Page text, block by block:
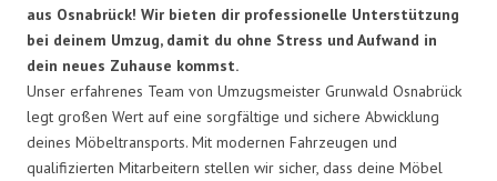
aus Osnabrück! Wir bieten dir professionelle Unterstützung
bei deinem Umzug, damit du ohne Stress und Aufwand in
dein neues Zuhause kommst.
Unser erfahrenes Team von Umzugsmeister Grunwald Osnabrück
legt großen Wert auf eine sorgfältige und sichere Abwicklung
deines Möbeltransports. Mit modernen Fahrzeugen und
qualifizierten Mitarbeitern stellen wir sicher, dass deine Möbel